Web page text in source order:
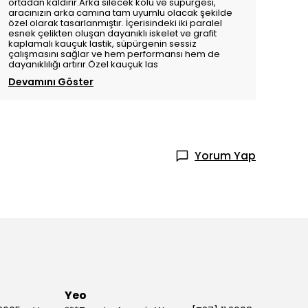
aracınızın arka camına tam uyumlu olacak şekilde
özel olarak tasarlanmıştır. İçerisindeki iki paralel
esnek çelikten oluşan dayanıklı iskelet ve grafit
kaplamalı kauçuk lastik, süpürgenin sessiz
çalışmasını sağlar ve hem performansı hem de
dayanıklılığı artırır.Özel kauçuk las
Devamını Göster
Yorum Yap
Yeo